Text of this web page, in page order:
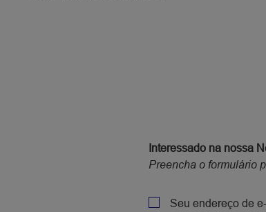
Interessado na nossa
Preencha o formulário
PolicySeu endereço de